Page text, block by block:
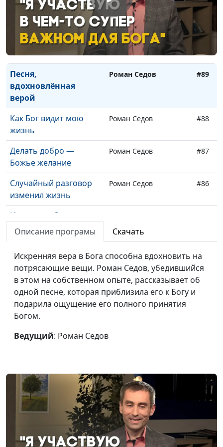
Про рождение сына и
Божью любовь
Павел Жуков,
священнослужитель
#91
О прощении через
годы
Павел Жуков,
священнослужитель
#90
Песня,
вдохновлённая
верой
Роман Седов #89
Как Бог видит мою
жизнь
Роман Седов #88
Делать добро —
Божье желание
Роман Седов #87
Случайный разговор
изменил жизнь
Роман Седов #86
Иисус освобождает от
тяжести грехов
Бога
Божьи дети среди
заключённых
Роман Седов #83
Служение Богу — путь
Бог меня освободил Петр Любимов #80
Бог — главный Врач в
нашей жизни
Петр Любимов #79
Виктор Счастливый:
счастливый парень в
Петр Любимов #78
Описание програмы Скачать
Искренняя вера в Бога способна вдохновить на
потрясающие вещи. Роман Седов, убедившийся
в этом на собственном опыте, рассказывает об
одной песне, которая приблизила его к Богу и
подарила ощущение его полного принятия
Богом.
Ведущий: Роман Седов